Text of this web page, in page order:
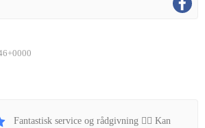
Fantastisk service og rådgivning 👌🏼 Kan